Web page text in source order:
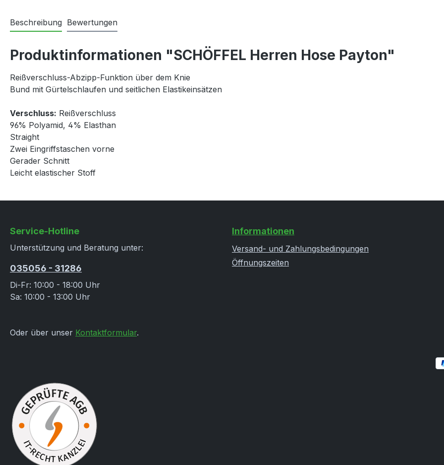
Beschreibung Bewertungen
Produktinformationen "SCHÖFFEL Herren Hose Payton"
Reißverschluss-Abzipp-Funktion über dem Knie
Bund mit Gürtelschlaufen und seitlichen Elastikeinsätzen
Verschluss: Reißverschluss
96% Polyamid, 4% Elasthan
Straight
Zwei Eingriffstaschen vorne
Gerader Schnitt
Leicht elastischer Stoff
Service-Hotline
Unterstützung und Beratung unter:
035056 - 31286
Di-Fr: 10:00 - 18:00 Uhr
Sa: 10:00 - 13:00 Uhr
Oder über unser Kontaktformular.
Informationen
Versand- und Zahlungsbedingungen
Öffnungszeiten